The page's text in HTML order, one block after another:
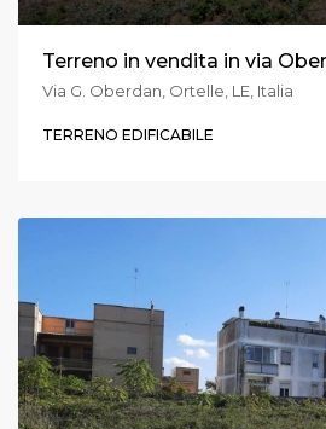
Terreno in vendita in via
Via G. Oberdan, Ortelle, LE, Italia
TERRENO EDIFICABILE